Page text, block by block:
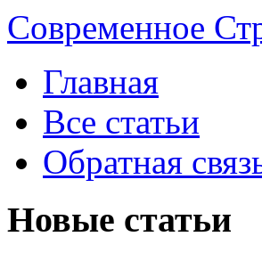
Современное
Главная
Все статьи
Обратная
Новые статьи